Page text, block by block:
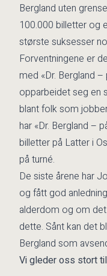
Bergland uten
100.000 billetter og
største suksesser
Forventningene er
med «Dr. Bergland
opparbeidet seg en
blant folk som
har «Dr. Bergland –
billetter på Latter i
på turné.
De siste årene har
og fått god
alderdom og om
dette. Sånt kan det
Bergland som
Vi gleder oss stort